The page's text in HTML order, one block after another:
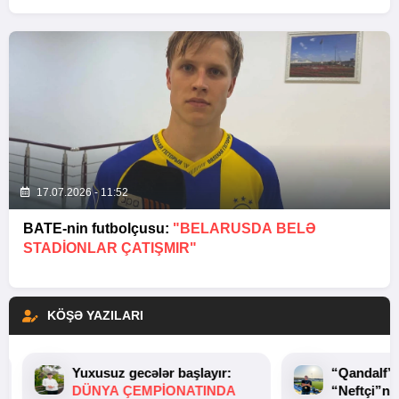
17.07.2026 - 11:52
BATE-nin futbolçusu: "BELARUSDA BELƏ
STADIONLAR ÇATIŞMIR"
KÖŞƏ YAZILARI
Yuxusuz gecələr başlayır:
DÜNYA ÇEMPIONATINDA